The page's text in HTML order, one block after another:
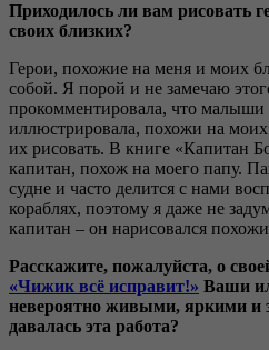
Приходилось ли вам рисовать
своих близких?
Герои, похожие на меня и моих
собой. Я порой и не замечаю
прокомментировала, что малыши
иллюстрировала, похожи на
их рисовать. В книге «Капитан
капитан, похож на моего папу.
судне и часто делится с нами
кораблях, поэтому я даже не
капитан – он нарисовался
Расскажите, пожалуйста, о
«Чижик всё исправит!» Ваши
невероятно живыми, яркими и
давалась эта работа?